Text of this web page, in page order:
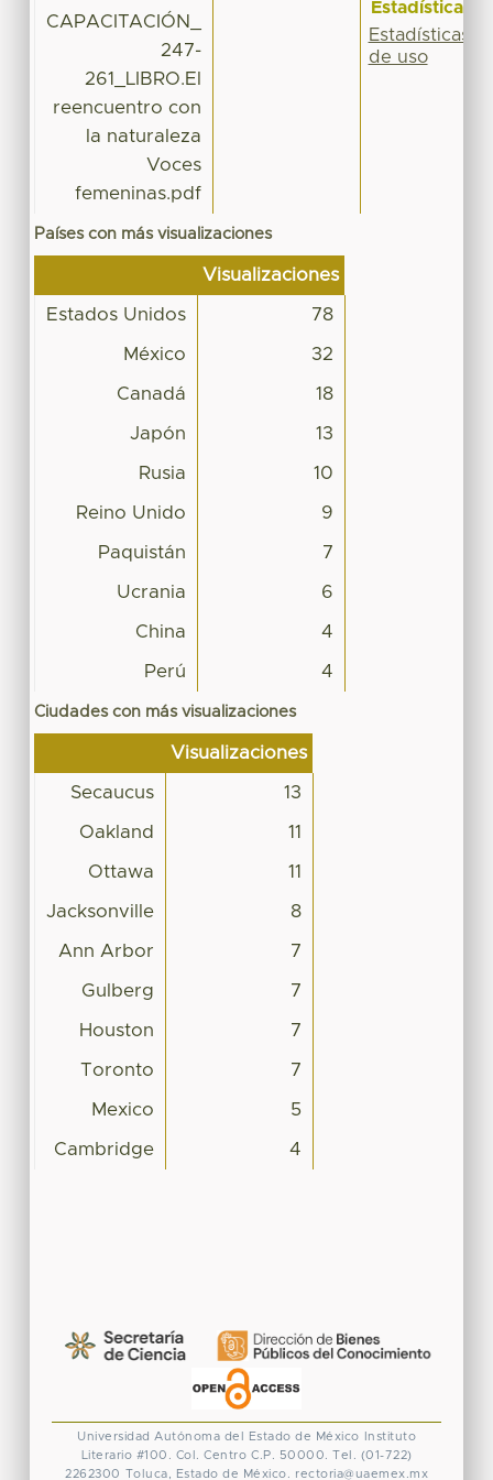
CAPACITACIÓN_
247-
261_LIBRO.El
reencuentro con
la naturaleza
Voces
femeninas.pdf
Países con más visualizaciones
Visualizaciones
Estados Unidos 78
México 32
Canadá 18
Japón 13
Rusia 10
Reino Unido 9
Paquistán 7
Ucrania 6
China 4
Perú 4
Ciudades con más visualizaciones
Visualizaciones
Secaucus 13
Oakland 11
Ottawa 11
Jacksonville 8
Ann Arbor 7
Gulberg 7
Houston 7
Toronto 7
Mexico 5
Cambridge 4
Estadísticas
Estadísticas
de uso
Universidad Autónoma del Estado de México
Instituto
Literario #100. Col. Centro C.P. 50000. Tel. (01-722)
2262300 Toluca, Estado de México. rectoria@uaemex.mx